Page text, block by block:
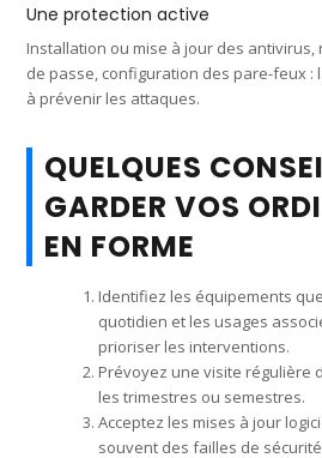
Une protection active
Installation ou mise à jour des
de passe, configuration des pare-feux :
à prévenir les attaques.
QUELQUES
GARDER VOS
EN FORME
Identifiez les équipements
quotidien et les usages
prioriser les interventions.
Prévoyez une visite régulière
les trimestres ou semestres.
Acceptez les mises à jour
souvent des failles de